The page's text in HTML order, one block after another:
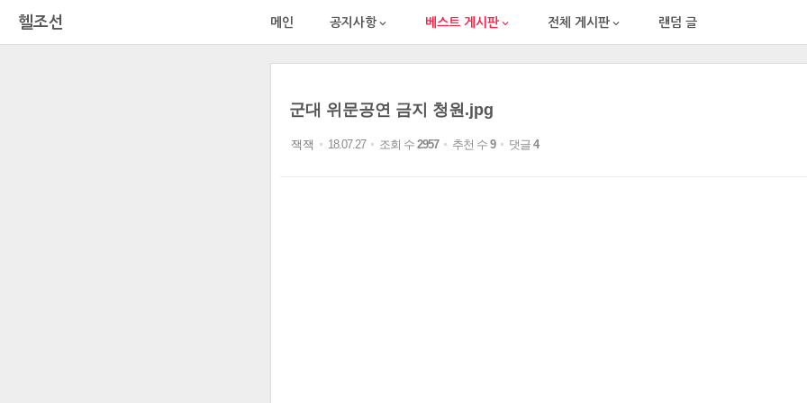
헬조선 메인 공지사항  베스트 게시판  전체 게시판  랜덤 글
군대 위문공연 금지 청원.jpg
잭잭 18.07.27 조회 수 2957 추천 수 9 댓글 4